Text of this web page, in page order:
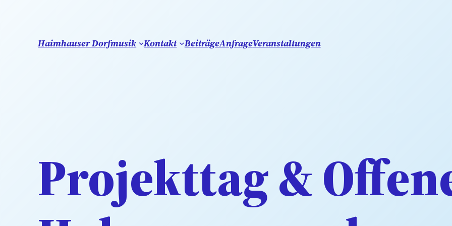
Haimhauser Dorfmusik Kontakt BeiträgeAnfrageVeranstaltungen
Projekttag &